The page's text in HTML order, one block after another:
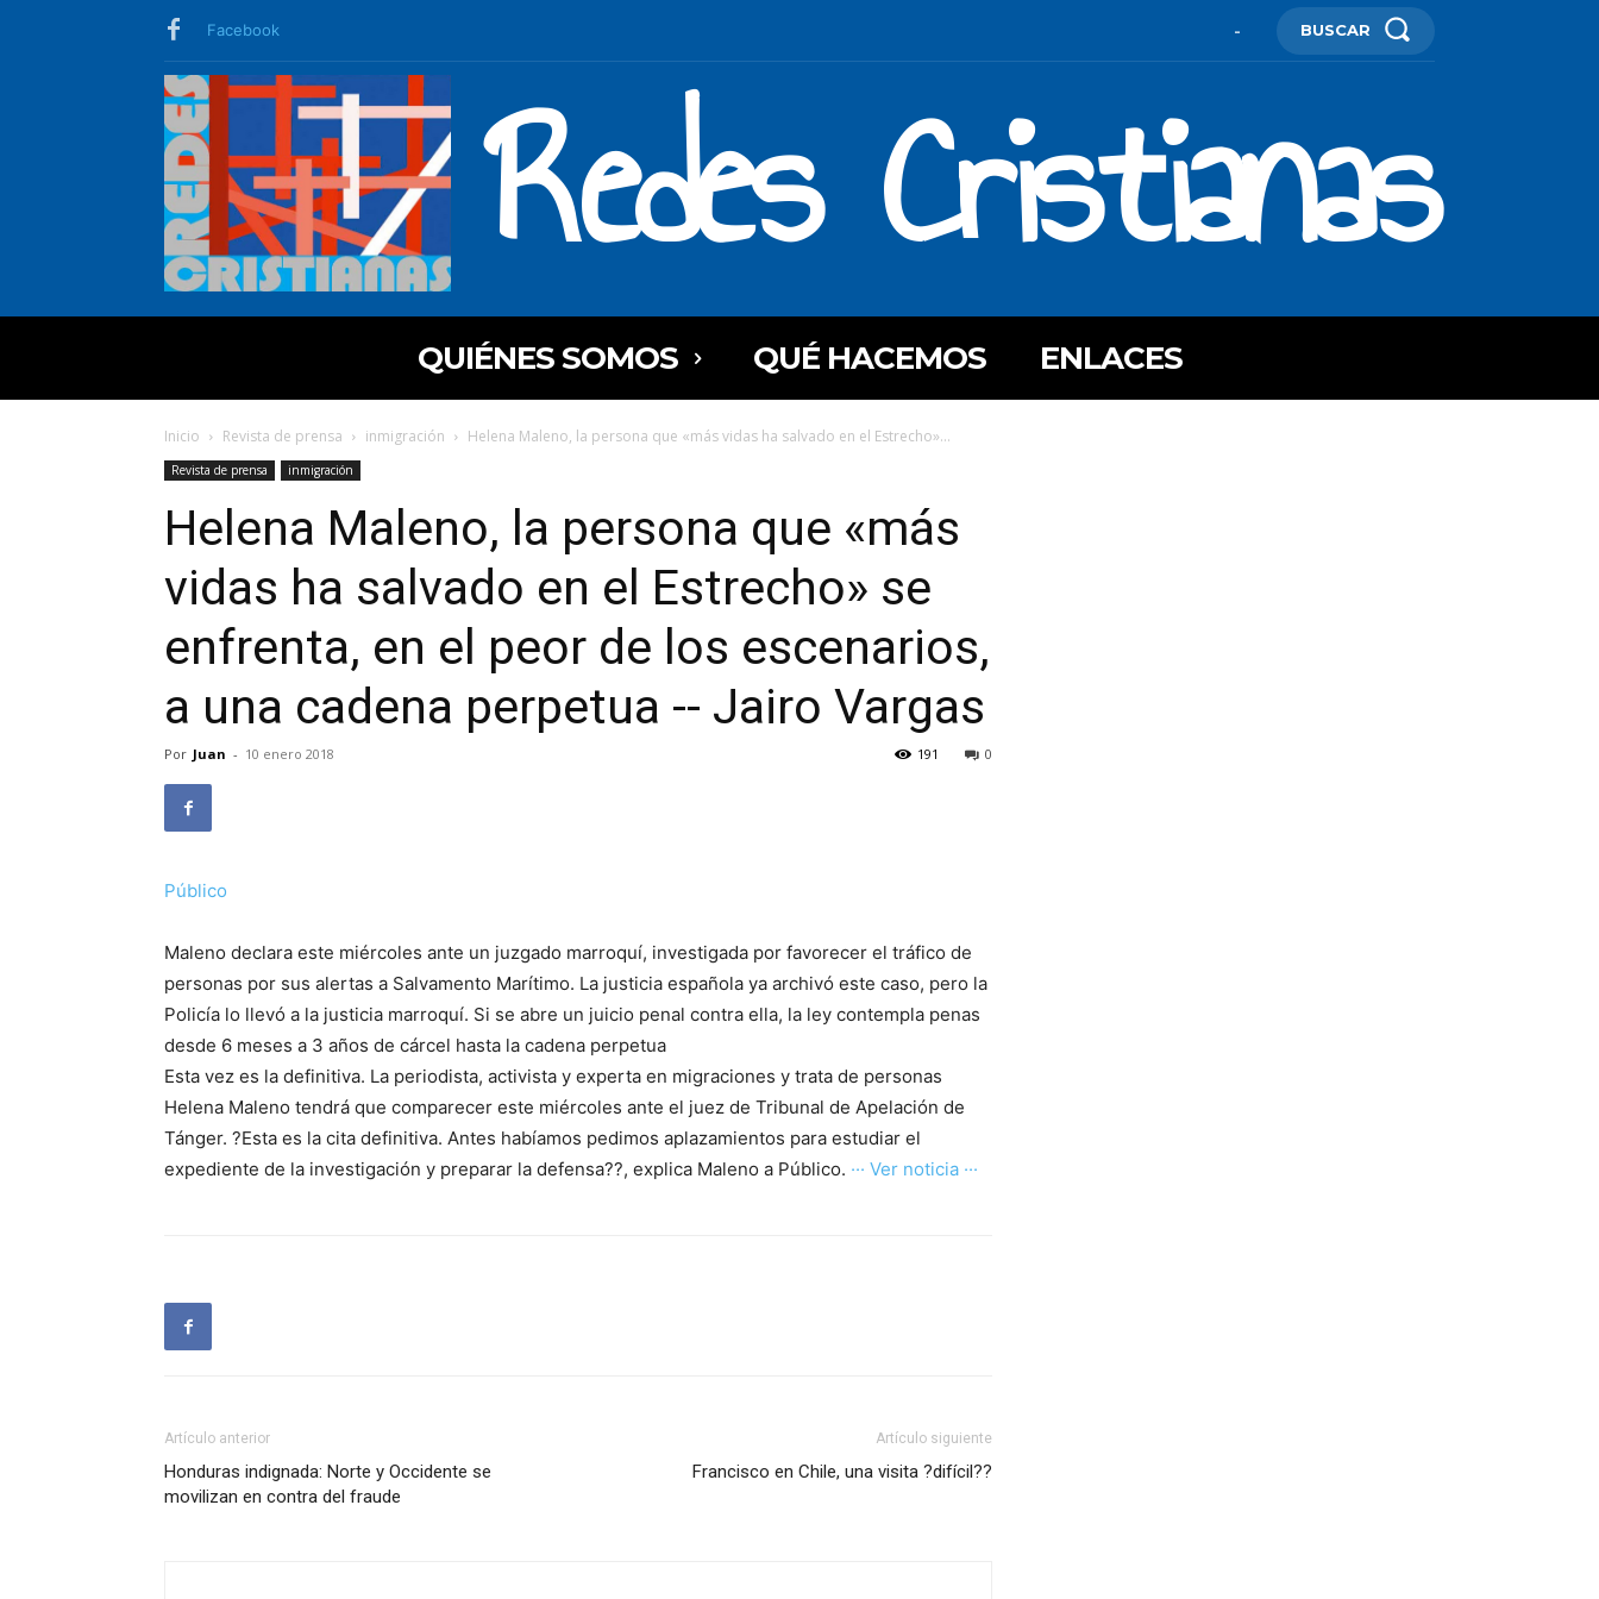
Facebook - BUSCAR
Redes Cristianas
QUIÉNES SOMOS QUÉ HACEMOS ENLACES
Inicio Revista de prensa inmigración Helena Maleno, la persona que «más vidas ha salvado en el Estrecho»...
Revista de prensa inmigración
Helena Maleno, la persona que «más
vidas ha salvado en el Estrecho» se
enfrenta, en el peor de los escenarios,
a una cadena perpetua -- Jairo Vargas
Por Juan - 10 enero 2018 0
191
Público
Maleno declara este miércoles ante un juzgado marroquí, investigada por favorecer el tráfico de
personas por sus alertas a Salvamento Marítimo. La justicia española ya archivó este caso, pero la
Policía lo llevó a la justicia marroquí. Si se abre un juicio penal contra ella, la ley contempla penas
desde 6 meses a 3 años de cárcel hasta la cadena perpetua
Esta vez es la definitiva. La periodista, activista y experta en migraciones y trata de personas
Helena Maleno tendrá que comparecer este miércoles ante el juez de Tribunal de Apelación de
Tánger. ?Esta es la cita definitiva. Antes habíamos pedimos aplazamientos para estudiar el
expediente de la investigación y preparar la defensa??, explica Maleno a Público. ··· Ver noticia ···
Artículo anterior
Honduras indignada: Norte y Occidente se
movilizan en contra del fraude
Artículo siguiente
Francisco en Chile, una visita ?difícil??